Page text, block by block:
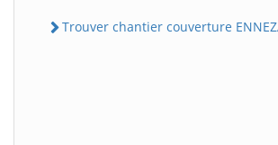
Trouver chantier couverture